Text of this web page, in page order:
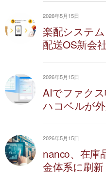
2026年5月15日
楽配システ
配送OS新会
2026年5月15日
AIでファクス
ハコベルが
2026年5月15日
nanco、在庫
金体系に刷新